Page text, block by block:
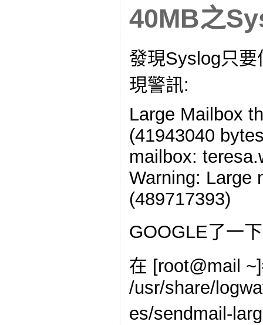
40MB之
發現Syslog只
現警訊:
Large Mailbox
(41943040
mailbox:
Warning: Large
(489717393)
GOOGLE了一
在 [root@mail
/usr/share/
es/sendmail-